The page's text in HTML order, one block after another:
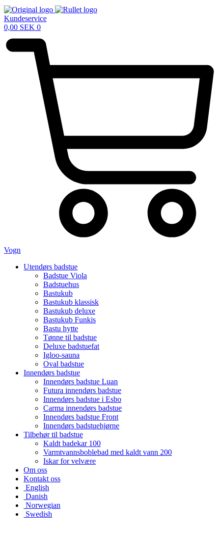
Kundeservice
0,00 SEK 0
Vogn
Utendørs badstue
Badstue Viola
Badstuehus
Bastukub
Bastukub klassisk
Bastukub deluxe
Bastukub Funkis
Bastu hytte
Tønne til badstue
Deluxe badstuefat
Igloo-sauna
Oval badstue
Innendørs badstue
Innendørs badstue Luan
Futura innendørs badstue
Innendørs badstue i Esbo
Carma innendørs badstue
Innendørs badstue Front
Innendørs badstuehjørne
Tilbehør til badstue
Kaldt badekar 100
Varmtvannsboblebad med kaldt vann 200
Iskar for velvære
Om oss
Kontakt oss
English
Danish
Norwegian
Swedish